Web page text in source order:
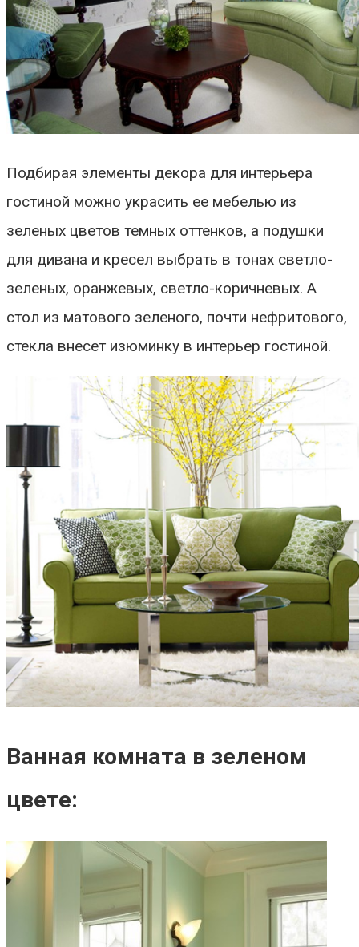
Подбирая элементы декора для интерьера
гостиной можно украсить ее мебелью из
зеленых цветов темных оттенков, а подушки
для дивана и кресел выбрать в тонах светло-
зеленых, оранжевых, светло-коричневых. А
стол из матового зеленого, почти нефритового,
стекла внесет изюминку в интерьер гостиной.
Ванная комната в зеленом
цвете: